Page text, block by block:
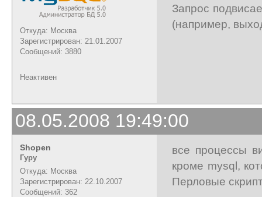
Откуда: Москва
Зарегистрирован: 21.01.2007
Сообщений: 3880
Запрос
(например,
Неактивен
08.05.2008 19:49:00
Shopen
Гуру
Откуда: Москва
Зарегистрирован: 22.10.2007
Сообщений: 362
все процессы
кроме mysql,
Перловые